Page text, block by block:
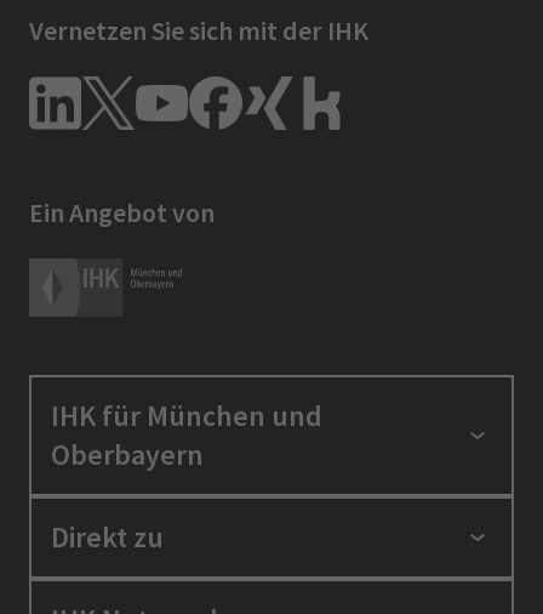
Vernetzen Sie sich mit der IHK
Ein Angebot von
IHK für München und
Oberbayern
Standortpolitik
Berufszugang
Direkt zu